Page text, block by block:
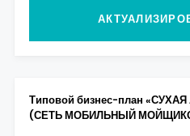
Типовой бизнес-план
(СЕТЬ МОБИЛЬНЫЙ